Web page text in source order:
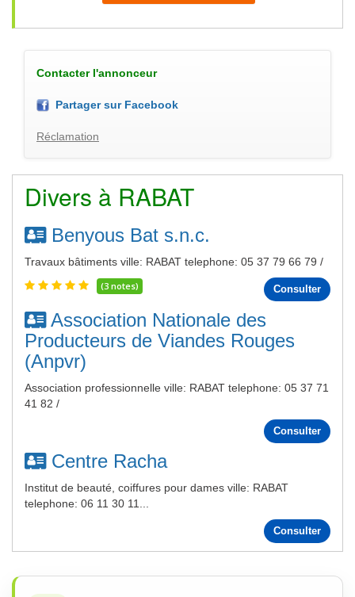
Contacter l'annonceur
Partager sur Facebook
Réclamation
Divers à RABAT
Benyous Bat s.n.c.
Travaux bâtiments ville: RABAT telephone: 05 37 79 66 79 /
(3 notes) Consulter
Association Nationale des
Producteurs de Viandes Rouges
(Anpvr)
Association professionnelle ville: RABAT telephone: 05 37 71
41 82 /
Consulter
Centre Racha
Institut de beauté, coiffures pour dames ville: RABAT
telephone: 06 11 30 11...
Consulter